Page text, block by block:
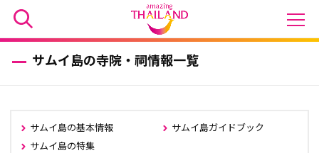
サムイ島の寺院・祠情報一覧
サムイ島の基本情報
サムイ島ガイドブック
サムイ島の特集